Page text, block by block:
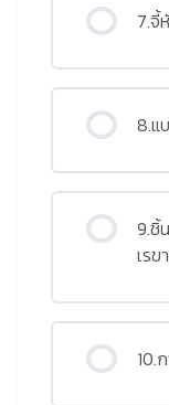
7.จี้
8.แ
9.ชิ้
เร
10.